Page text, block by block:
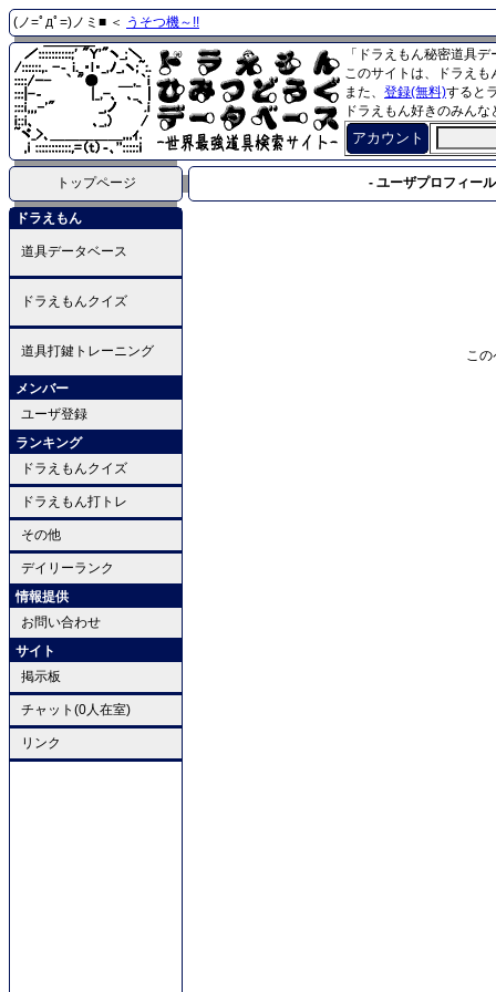
(ノ=ﾟдﾟ=)ノミ■ ＜ うそつ機～!!
「ドラえもん秘密道具
このサイトは、ドラえ
また、 登録(無料)すると
ドラえもん好きのみん
アカウント
トップページ - ユーザプロフィー
ドラえもん
道具データベース
ドラえもんクイズ
道具打鍵トレーニング
メンバー
ユーザ登録
ランキング
ドラえもんクイズ
ドラえもん打トレ
その他
デイリーランク
情報提供
お問い合わせ
サイト
掲示板
チャット(0人在室)
リンク
こ